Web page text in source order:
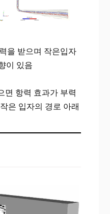
을 받으며 작은입자
이 있음
면 항력 효과가 부력
은 입자의 경로 아래